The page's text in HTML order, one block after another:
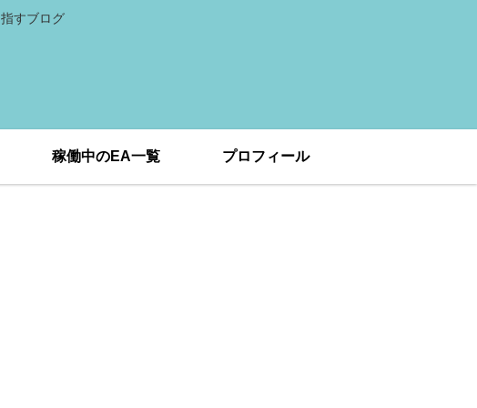
すブログ
稼働中のEA一覧 プロフィール